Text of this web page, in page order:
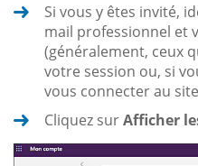
Si vous y êtes invité,
mail professionnel et
(généralement, ceux
votre session ou, si
vous connecter au
Cliquez surAfficher